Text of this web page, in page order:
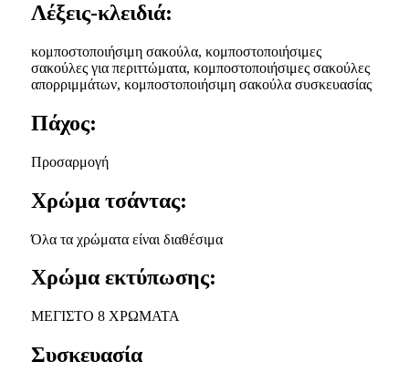
Λέξεις-κλειδιά:
κομποστοποιήσιμη σακούλα, κομποστοποιήσιμες
σακούλες για περιττώματα, κομποστοποιήσιμες σακούλες
απορριμμάτων, κομποστοποιήσιμη σακούλα συσκευασίας
Πάχος:
Προσαρμογή
Χρώμα τσάντας:
Όλα τα χρώματα είναι διαθέσιμα
Χρώμα εκτύπωσης:
ΜΕΓΙΣΤΟ 8 ΧΡΩΜΑΤΑ
Συσκευασία